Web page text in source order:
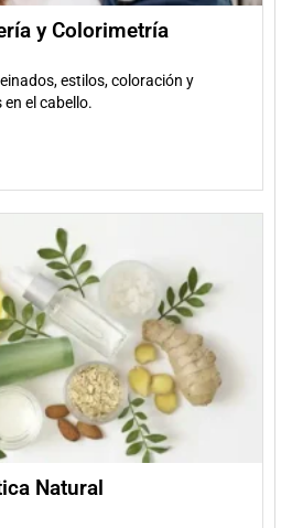
y Colorimetría
estilos, coloración y
el cabello.
Natural